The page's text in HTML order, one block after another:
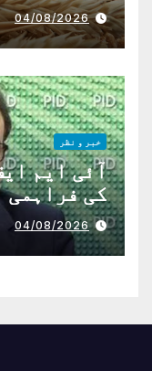
04/08/2026
خبر و نظر
آئی ایم
کی
04/08/2026